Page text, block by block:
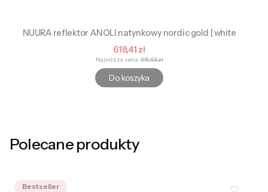
NUURA reflektor ANOLI natynkowy nordic gold | white
Cena promocyjna
618,41 zł
Najniższa cena:615,64 zł
Do koszyka
Polecane produkty
Bestseller